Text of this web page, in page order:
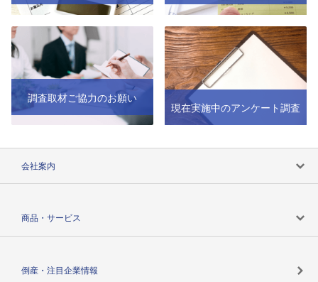
調査取材ご協力のお願い
現在実施中のアンケート調査
会社案内
商品・サービス
倒産・注目企業情報